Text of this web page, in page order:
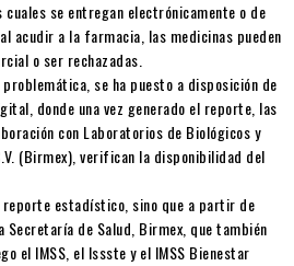
se entregan electrónicamente o de
acudir a la farmacia, las medicinas pueden
o ser rechazadas.
se ha puesto a disposición de
donde una vez generado el reporte, las
con Laboratorios de Biológicos y
(Birmex), verifican la disponibilidad del
reporte estadístico, sino que a partir de
de Salud, Birmex, que también
el IMSS, el Issste y el IMSS Bienestar